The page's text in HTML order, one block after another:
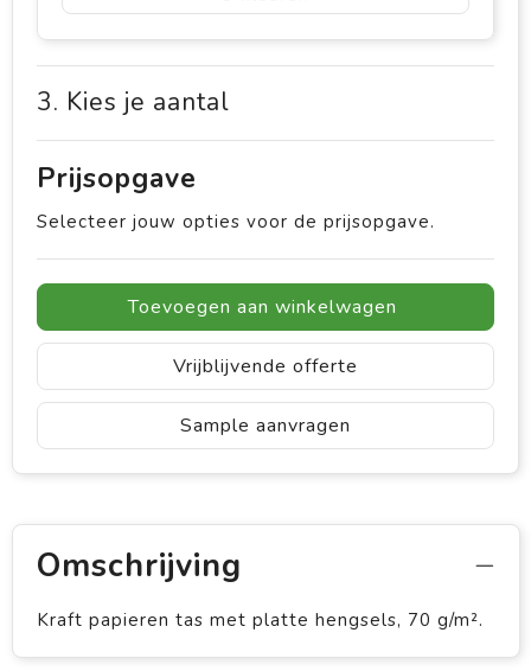
3. Kies je aantal
Prijsopgave
Selecteer jouw opties voor de prijsopgave.
Toevoegen aan winkelwagen
Vrijblijvende offerte
Sample aanvragen
Omschrijving
Kraft papieren tas met platte hengsels, 70 g/m².